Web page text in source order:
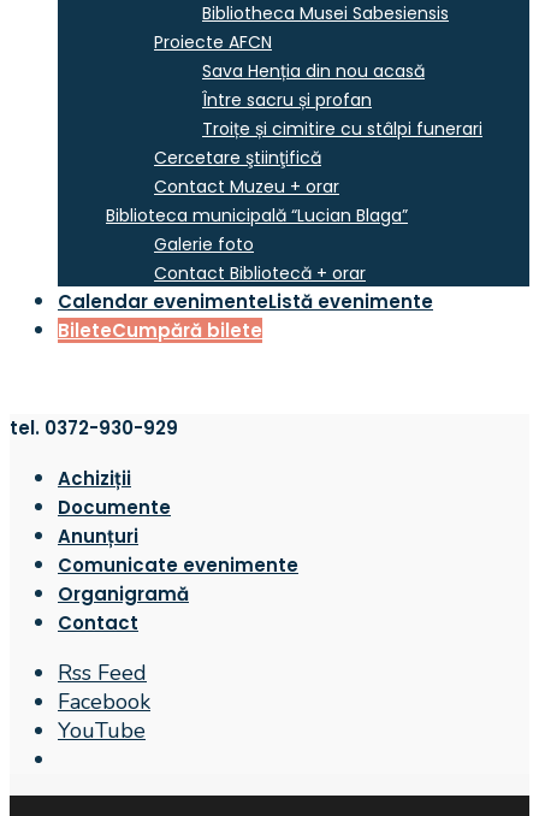
Bibliotheca Musei Sabesiensis
Proiecte AFCN
Sava Henția din nou acasă
Între sacru și profan
Troițe și cimitire cu stâlpi funerari
Cercetare ştiinţifică
Contact Muzeu + orar
Biblioteca municipală “Lucian Blaga”
Galerie foto
Contact Bibliotecă + orar
Calendar evenimenteListă evenimente
BileteCumpără bilete
tel. 0372-930-929
Achiziții
Documente
Anunțuri
Comunicate evenimente
Organigramă
Contact
Rss Feed
Facebook
YouTube
Search